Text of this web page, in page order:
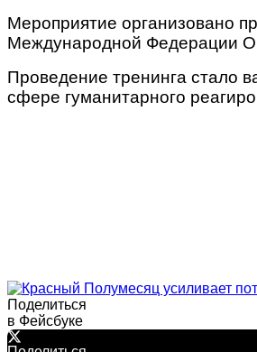
Мероприятие организовано
Международной Федерации
Проведение тренинга стало
сфере гуманитарного
Поделиться
в Фейсбуке